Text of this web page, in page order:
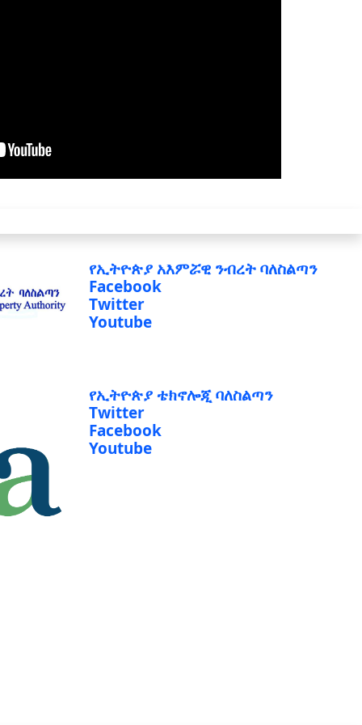
የኢትዮጵያ አእምሯዊ ንብረት ባለስልጣን
Facebook
Twitter
Youtube
የኢትዮጵያ ቴክኖሎጂ ባለስልጣን
Twitter
Facebook
Youtube